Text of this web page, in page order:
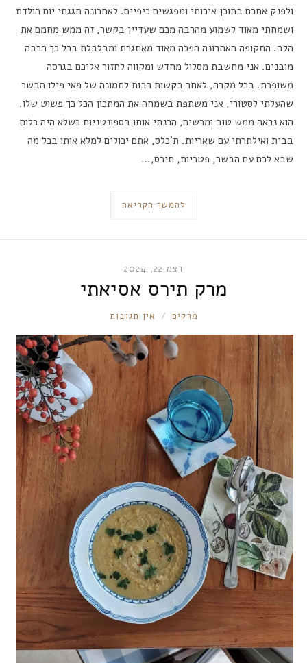
ולפנק אתכם בתוכן איכותי ומפגשים כיפיים. לאחרונה חגגתי יום הולדת
ושמחתי מאוד לשמוע מהרבה מכם שעדיין בקשר, זה ממש מחמם את
הלב. התקופה האחרונה הפכה מאוד מאתגרת ומבלבלת בכל כך הרבה
מובנים. אני מחשבת מסלול מחדש ומקווה לחזור אליכם בגרסה
משופרת. בכל מקרה, לאחר בקשות רבות לתמונה של פאי פילו הבשר
שהעלתי לסטורי, אני משתפת בשמחה את המתכון הכל כך פשוט שלו.
הוא נראה ממש טוב ומרשים, הכנתי אותו בספונטניות כשלא היה כלום
בבית ואילתרתי עם שאריות. ת’כלס, אתם יכולים למלא אותו בכל מה
שבא לכם עם הבשר, פטריות, תירס,…
להמשך הקריאה
דצמ 22, 2024
מרק תירס אסיאתי
RONNIE
מרקים אין תגובות